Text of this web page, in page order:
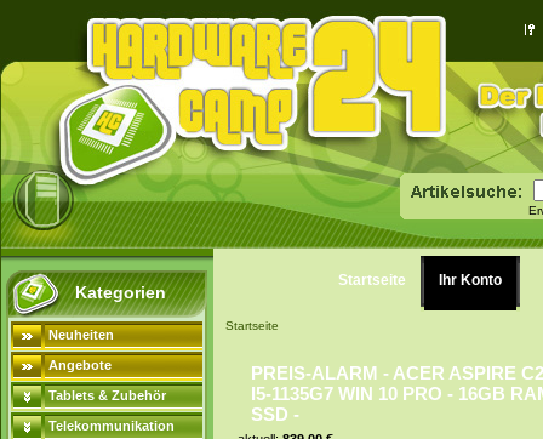
Kategorien
Neuheiten
Angebote
Tablets & Zubehör
Telekommunikation
Startseite Ihr Konto
Startseite
PREIS-ALARM - ACER ASPIRE
I5-1135G7 WIN 10 PRO - 16GB
SSD -